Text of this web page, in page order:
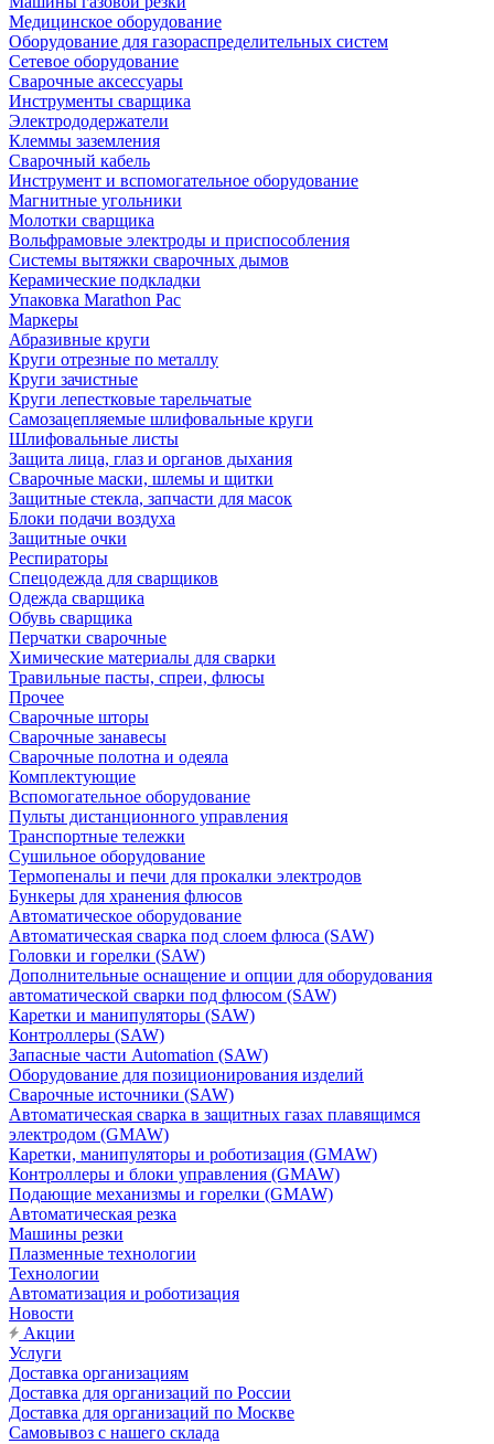
Медицинское оборудование
Оборудование для газораспределительных систем
Сетевое оборудование
Сварочные аксессуары
Инструменты сварщика
Электрододержатели
Клеммы заземления
Сварочный кабель
Инструмент и вспомогательное оборудование
Магнитные угольники
Молотки сварщика
Вольфрамовые электроды и приспособления
Системы вытяжки сварочных дымов
Керамические подкладки
Упаковка Marathon Pac
Маркеры
Абразивные круги
Круги отрезные по металлу
Круги зачистные
Круги лепестковые тарельчатые
Самозацепляемые шлифовальные круги
Шлифовальные листы
Защита лица, глаз и органов дыхания
Сварочные маски, шлемы и щитки
Защитные стекла, запчасти для масок
Блоки подачи воздуха
Защитные очки
Респираторы
Спецодежда для сварщиков
Одежда сварщика
Обувь сварщика
Перчатки сварочные
Химические материалы для сварки
Травильные пасты, спреи, флюсы
Прочее
Сварочные шторы
Сварочные занавесы
Сварочные полотна и одеяла
Комплектующие
Вспомогательное оборудование
Пульты дистанционного управления
Транспортные тележки
Сушильное оборудование
Термопеналы и печи для прокалки электродов
Бункеры для хранения флюсов
Автоматическое оборудование
Автоматическая сварка под слоем флюса (SAW)
Головки и горелки (SAW)
Дополнительные оснащение и опции для оборудования
автоматической сварки под флюсом (SAW)
Каретки и манипуляторы (SAW)
Контроллеры (SAW)
Запасные части Automation (SAW)
Оборудование для позиционирования изделий
Сварочные источники (SAW)
Автоматическая сварка в защитных газах плавящимся
электродом (GMAW)
Каретки, манипуляторы и роботизация (GMAW)
Контроллеры и блоки управления (GMAW)
Подающие механизмы и горелки (GMAW)
Автоматическая резка
Машины резки
Плазменные технологии
Технологии
Автоматизация и роботизация
Новости
Акции
Услуги
Доставка организациям
Доставка для организаций по России
Доставка для организаций по Москве
Самовывоз с нашего склада